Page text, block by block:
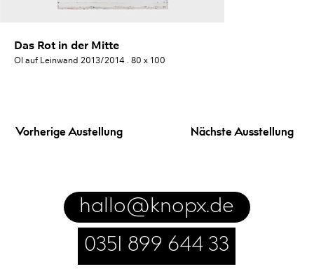
Das Rot in der Mitte
Öl auf Leinwand 2013/2014 . 80 x 100
Vorherige Austellung Nächste Ausstellung
hallo@knopx.de
0351 899 644 33